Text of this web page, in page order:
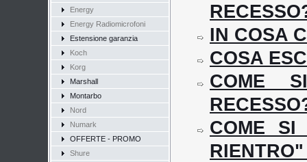
Energy
Energy Radiomicrofoni
Estensione garanzia
Koch
Korg
Marshall
Montarbo
Nord
Numark
OFFERTE - PROMO
Shure
IN COSA
COSA
COME
COME SI